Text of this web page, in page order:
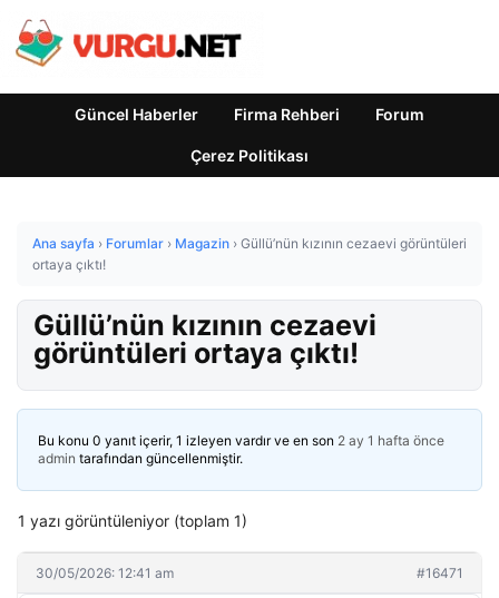
Güncel Haberler Firma Rehberi Forum
Çerez Politikası
Ana sayfa › Forumlar › Magazin › Güllü’nün kızının cezaevi görüntüleri
ortaya çıktı!
Güllü’nün kızının cezaevi
görüntüleri ortaya çıktı!
Bu konu 0 yanıt içerir, 1 izleyen vardır ve en son 2 ay 1 hafta önce
admin tarafından güncellenmiştir.
1 yazı görüntüleniyor (toplam 1)
30/05/2026: 12:41 am #16471